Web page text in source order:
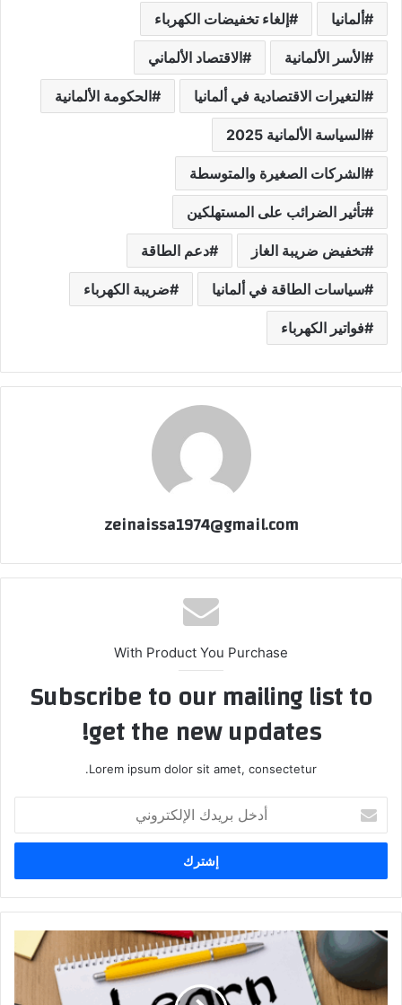
ألمانيا إلغاء تخفيضات الكهرباء
الأسر الألمانية الاقتصاد الألماني
التغيرات الاقتصادية في ألمانيا الحكومة الألمانية
السياسة الألمانية 2025
الشركات الصغيرة والمتوسطة
تأثير الضرائب على المستهلكين
تخفيض ضريبة الغاز دعم الطاقة
سياسات الطاقة في ألمانيا ضريبة الكهرباء
فواتير الكهرباء
zeinaissa1974@gmail.com
With Product You Purchase
Subscribe to our mailing list to
get the new updates!
Lorem ipsum dolor sit amet, consectetur.
بريدك
الإلكتروني
أفضل
تطبيق
لتعلم